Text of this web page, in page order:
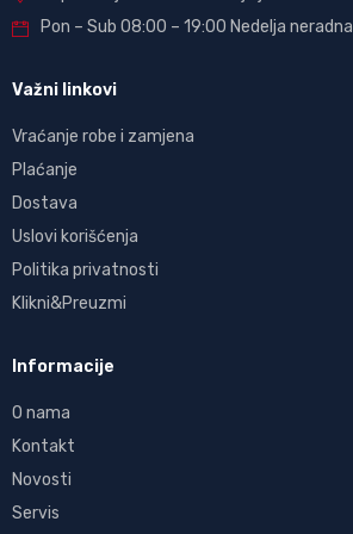
Pon – Sub 08:00 – 19:00 Nedelja neradna
Važni linkovi
Vraćanje robe i zamjena
Plaćanje
Dostava
Uslovi korišćenja
Politika privatnosti
Klikni&Preuzmi
Informacije
O nama
Kontakt
Novosti
Servis